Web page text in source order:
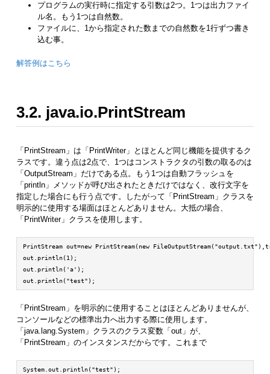
プログラムの実行時に指定する引数は2つ。1つは出力ファイ
ル名。もう1つは自然数。
ファイルに、1から指定された数までの自然数を1行ずつ書き
込む事。
解答例はこちら
3.2. java.io.PrintStream
「PrintStream」は「PrintWriter」とほとんど同じ機能を提供するク
ラスです。違う点は2点で、1つはコンストラクタの引数の取るのは
「OutputStream」だけである点。もう1つは自動フラッシュを
「println」メソッドが呼び出されたときだけではなく、改行文字を
指定した場合にも行う点です。したがって「PrintStream」クラスを
明示的に使用する場面はほとんどありません。大抵の場合、
「PrintWriter」クラスを使用します。
PrintStream out=new PrintStream(new
out.println(1);
out.println('a');
out.println("test");
「PrintStream」を明示的に使用することはほとんどありませんが、
コンソールなどの標準出力へ出力する際に使用します。
「java.lang.System」クラスのクラス変数「out」が、
「PrintStream」のインスタンスだからです。これまで
System.out.println("test");